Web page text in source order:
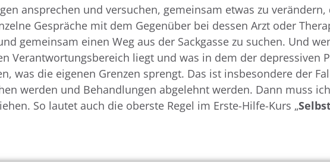
ansprechen und versuchen, gemeinsam etwas zu
Gespräche mit dem Gegenüber bei dessen Arzt oder
gemeinsam einen Weg aus der Sackgasse zu suchen. Und
Verantwortungsbereich liegt und was in dem der depressiven
was die eigenen Grenzen sprengt. Das ist insbesondere der
werden und Behandlungen abgelehnt werden. Dann muss
So lautet auch die oberste Regel im Erste-Hilfe-Kurs „